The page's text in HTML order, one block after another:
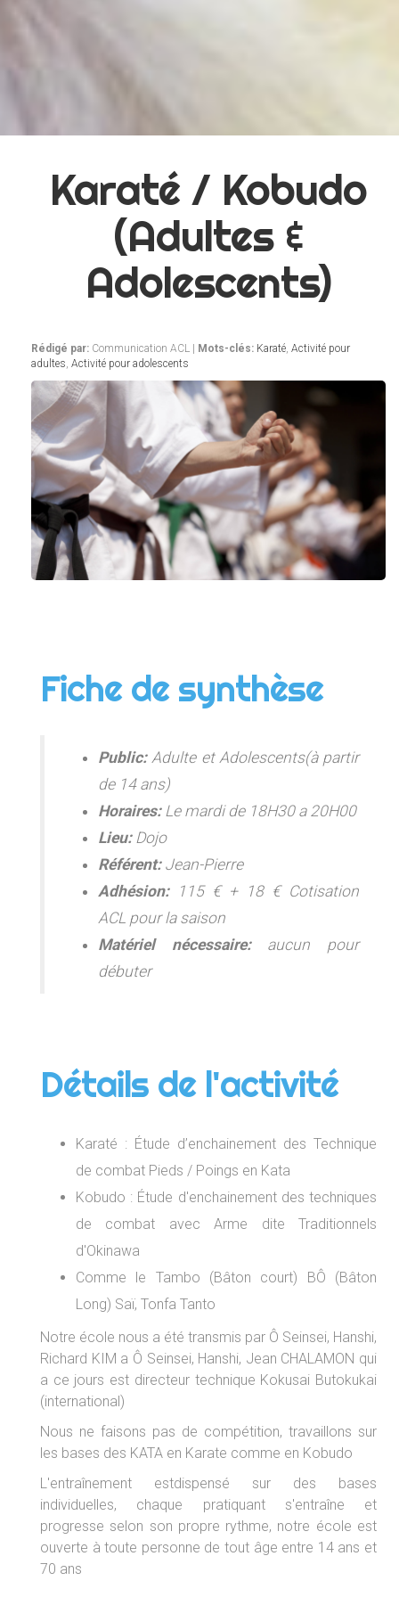
Karaté / Kobudo
(Adultes &
Adolescents)
Rédigé par: Communication ACL | Mots-clés: Karaté, Activité pour
adultes, Activité pour adolescents
Fiche de synthèse
Public: Adulte et Adolescents(à partir
de 14 ans)
Horaires: Le mardi de 18H30 a 20H00
Lieu: Dojo
Référent: Jean-Pierre
Adhésion: 115 € + 18 € Cotisation
ACL pour la saison
Matériel nécessaire: aucun pour
débuter
Détails de l'activité
Karaté : Étude d’enchainement des Technique
de combat Pieds / Poings en Kata
Kobudo : Étude d'enchainement des techniques
de combat avec Arme dite Traditionnels
d'Okinawa
Comme le Tambo (Bâton court) BÔ (Bâton
Long) Saï, Tonfa Tanto
Notre école nous a été transmis par Ô Seinsei, Hanshi,
Richard KIM a Ô Seinsei, Hanshi, Jean CHALAMON qui
a ce jours est directeur technique Kokusai Butokukai
(international)
Nous ne faisons pas de compétition, travaillons sur
les bases des KATA en Karate comme en Kobudo
L'entraînement estdispensé sur des bases
individuelles, chaque pratiquant s'entraîne et
progresse selon son propre rythme, notre école est
ouverte à toute personne de tout âge entre 14 ans et
70 ans